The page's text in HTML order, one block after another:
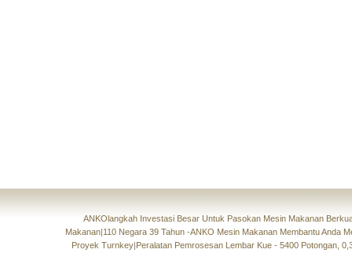
ANKOlangkah Investasi Besar Untuk Pasokan Mesin Makanan
Makanan|110 Negara 39 Tahun -ANKO Mesin Makanan Membantu Anda
Proyek Turnkey|Peralatan Pemrosesan Lembar Kue - 5400 Potongan,